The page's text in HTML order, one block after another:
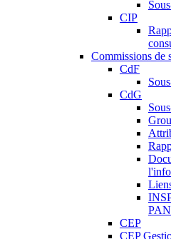
CIP
Commissions de
CdF
CdG
CEP
CEP